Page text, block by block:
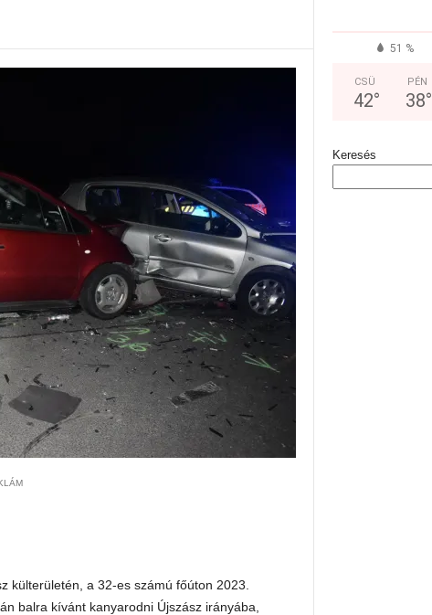
külterületén, a 32-es számú főúton 2023.
balra kívánt kanyarodni Újszász irányába,
51 %
CSÜ
42°
PÉN
38°
Keresés